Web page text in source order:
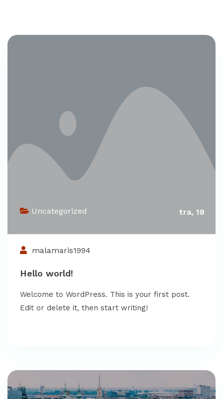
Uncategorized tra, 18
malamaris1994
Hello world!
Welcome to WordPress. This is your first post.
Edit or delete it, then start writing!